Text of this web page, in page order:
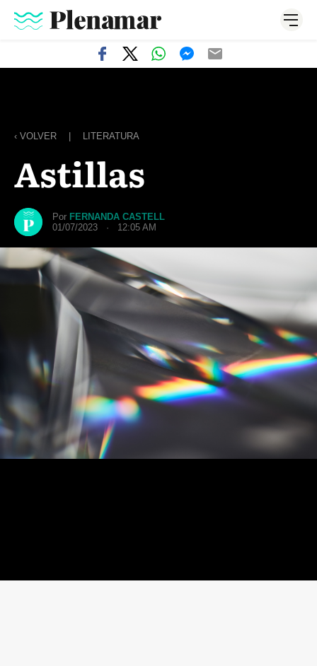
‹ VOLVER LITERATURA
Astillas
Por FERNANDA CASTELL
01/07/2023 · 12:05 AM